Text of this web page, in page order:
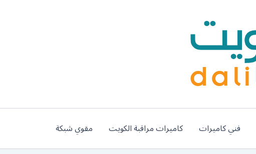
فني كاميرات كاميرات مراقبة الكويت مقوي شبكة